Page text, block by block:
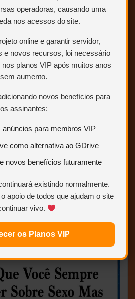
operadoras, causando uma
nos acessos do site.
online e garantir servidor,
e novos recursos, foi necessário
planos VIP após muitos anos
sem aumento.
novos benefícios para
os assinantes:
anúncios para membros VIP
como alternativa ao GDrive
novos benefícios futuramente
existindo normalmente.
apoio de todos que ajudam o site
vivo.
os Planos VIP
POSTAGEM <<<
Sempre Quis Saber
Tinha Medo de
– 1972 – (Dual
– Bluray 1080p